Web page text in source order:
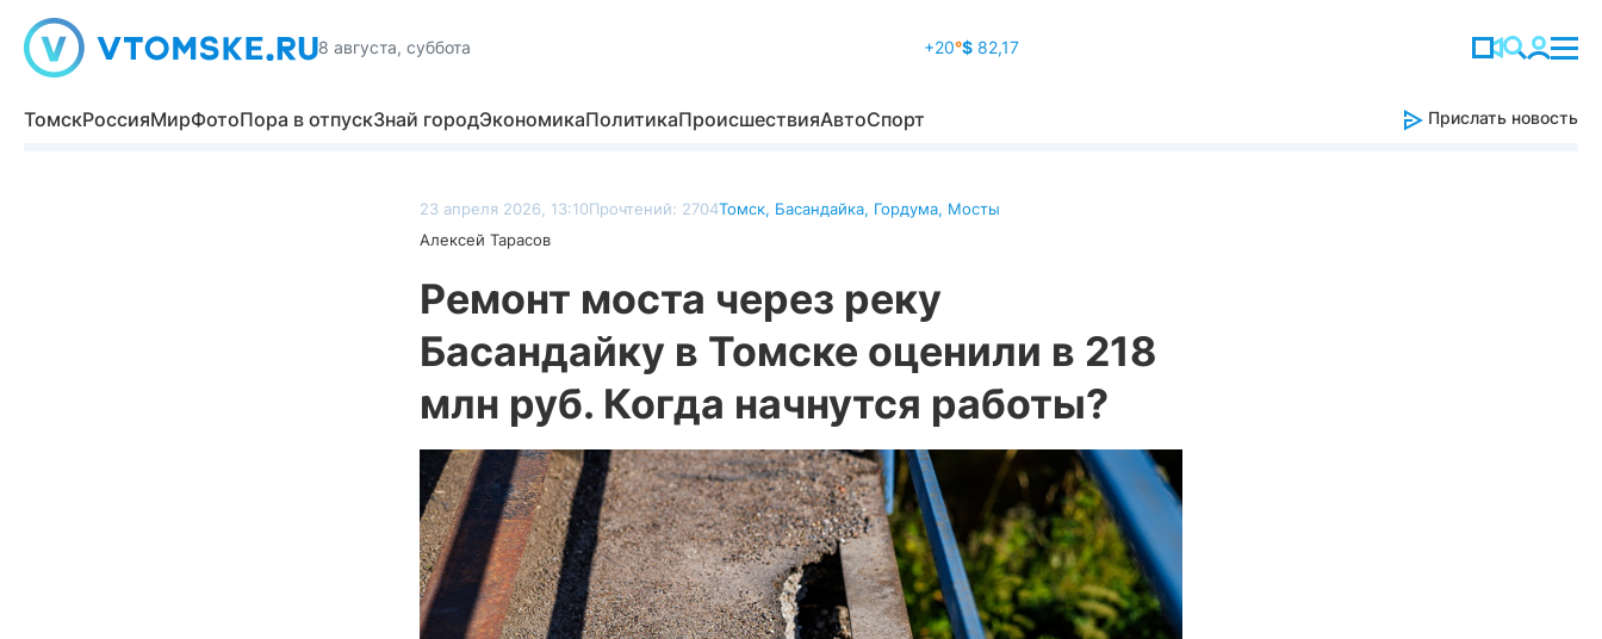
8 августа, суббота +20°$ 82,17
ТомскРоссияМирФотоПора в отпускЗнай городЭкономикаПолитикаПроисшествияАвтоСпорт Прислать новость
23 апреля 2026, 13:10Прочтений: 2704Томск, Басандайка, Гордума, Мосты
Алексей Тарасов
Ремонт моста через реку
Басандайку в Томске оценили в 218
млн руб. Когда начнутся работы?